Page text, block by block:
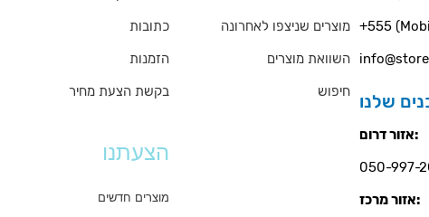
כתובות
הזמנות
בקשת הצעת מחיר
הצעתנו
מוצרים חדשים
מוצרים שניצפו לאחרונה
השוואת מוצרים
חיפוש
+555
אזור דרום:
אזור מרכז: